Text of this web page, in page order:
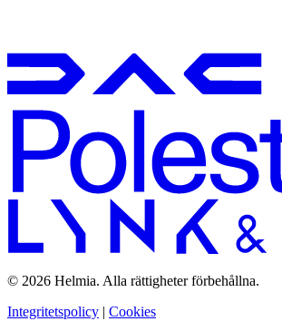
© 2026 Helmia. Alla rättigheter förbehållna.
Integritetspolicy | Cookies